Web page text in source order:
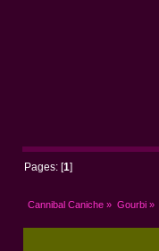
Pages: [1
Cannibal Caniche » Gourbi»